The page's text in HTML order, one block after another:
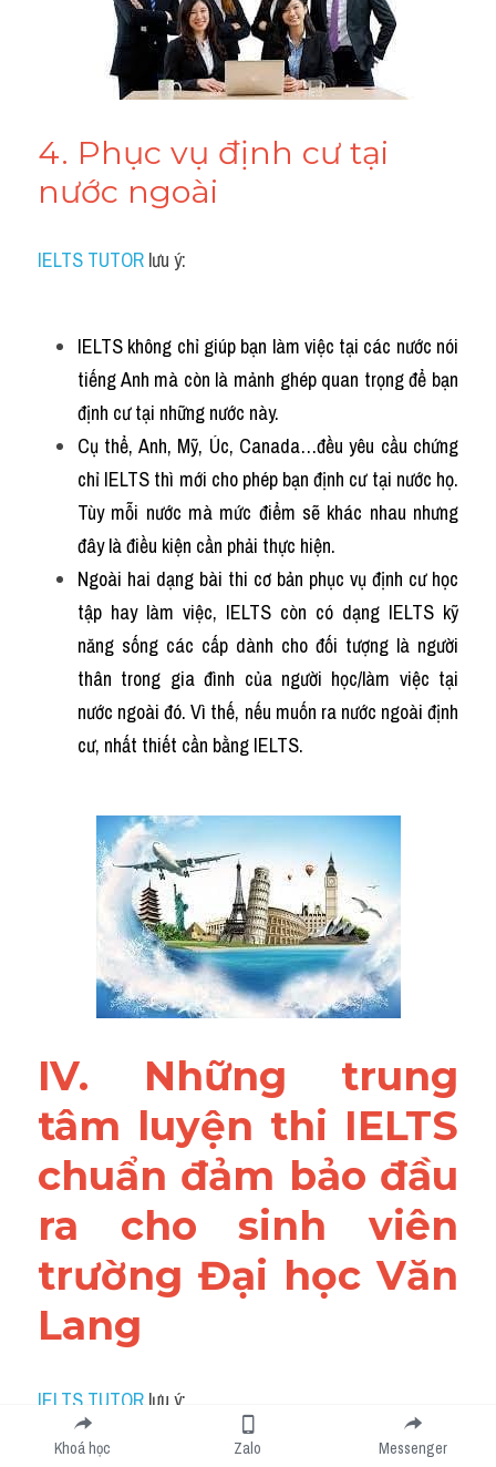
4. Phục vụ định cư tại
nước ngoài
IELTS TUTOR lưu ý:
IELTS không chỉ giúp bạn làm việc tại các nước nói
tiếng Anh mà còn là mảnh ghép quan trọng để bạn
định cư tại những nước này.
Cụ thể, Anh, Mỹ, Úc, Canada…đều yêu cầu chứng
chỉ IELTS thì mới cho phép bạn định cư tại nước họ.
Tùy mỗi nước mà mức điểm sẽ khác nhau nhưng
đây là điều kiện cần phải thực hiện.
Ngoài hai dạng bài thi cơ bản phục vụ định cư học
tập hay làm việc, IELTS còn có dạng IELTS kỹ
năng sống các cấp dành cho đối tượng là người
thân trong gia đình của người học/làm việc tại
nước ngoài đó. Vì thế, nếu muốn ra nước ngoài định
cư, nhất thiết cần bằng IELTS.
IV. Những trung
tâm luyện thi IELTS
chuẩn đảm bảo đầu
ra cho sinh viên
trường Đại học Văn
Lang
IELTS TUTOR lưu ý:
Khoá học Zalo Messenger